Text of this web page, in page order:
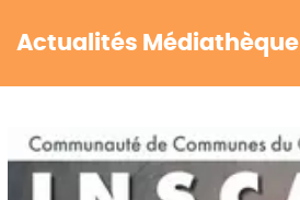
Actualités Médiathèque